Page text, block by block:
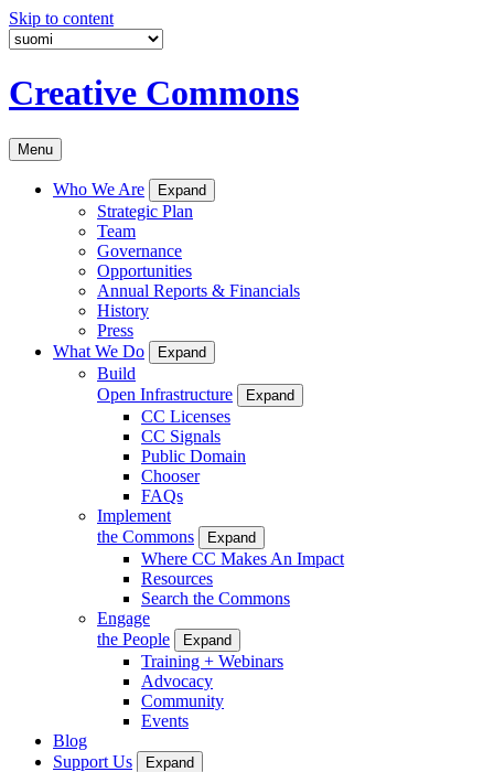
Skip to content
Creative Commons
Menu
Who We Are Expand
Strategic Plan
Team
Governance
Opportunities
Annual Reports & Financials
History
Press
What We Do
Expand
Build
Open Infrastructure
Expand
CC Licenses
CC Signals
Public Domain
Chooser
FAQs
Implement
the Commons
Expand
Where CC Makes An Impact
Resources
Search the Commons
Engage
the People
Expand
Training + Webinars
Advocacy
Community
Events
Blog
Support Us
Expand